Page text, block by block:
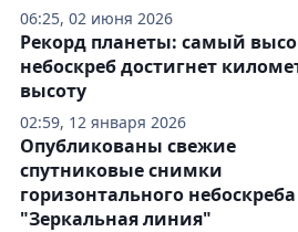
06:25, 02 июня 2026
02:59, 12 января 2026
Рекорд планеты: самый
небоскреб достигнет
высоту
Опубликованы свежие
спутниковые снимки
горизонтального небоскреба
"Зеркальная линия"